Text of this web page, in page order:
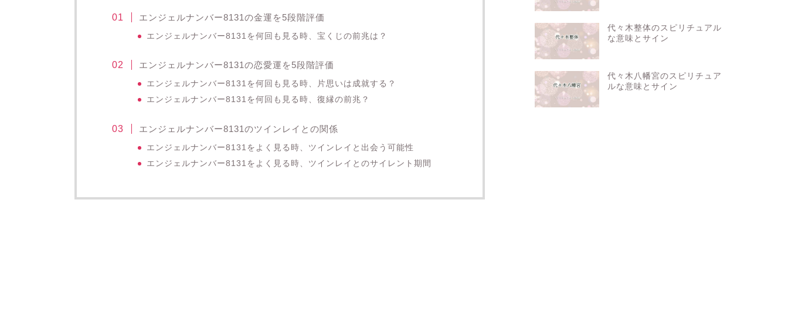
エンジェルナンバー8131の金運を5段階評価
エンジェルナンバー8131を何回も見る時、宝くじの前兆は？
エンジェルナンバー8131の恋愛運を5段階評価
エンジェルナンバー8131を何回も見る時、片思いは成就する？
エンジェルナンバー8131を何回も見る時、復縁の前兆？
エンジェルナンバー8131のツインレイとの関係
エンジェルナンバー8131をよく見る時、ツインレイと出会う可能性
エンジェルナンバー8131をよく見る時、ツインレイとのサイレント期間
代々木整体のスピリチュアル
な意味とサイン
代々木八幡宮のスピリチュア
ルな意味とサイン